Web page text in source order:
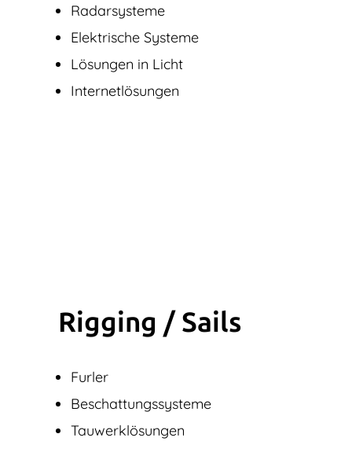
Radarsysteme
Elektrische Systeme
Lösungen in Licht
Internetlösungen
Rigging / Sails
Furler
Beschattungssysteme
Tauwerklösungen